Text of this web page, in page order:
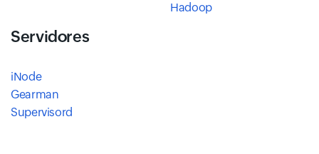
Hadoop
Servidores
iNode
Gearman
Supervisord